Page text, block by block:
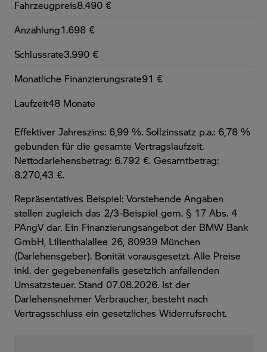
Fahrzeugpreis8.490 €
Anzahlung1.698 €
Schlussrate3.990 €
Monatliche Finanzierungsrate91 €
Laufzeit48 Monate
Effektiver Jahreszins: 6,99 %. Sollzinssatz p.a.: 6,78 %
gebunden für die gesamte Vertragslaufzeit.
Nettodarlehensbetrag: 6.792 €. Gesamtbetrag:
8.270,43 €.
Repräsentatives Beispiel: Vorstehende Angaben
stellen zugleich das 2/3-Beispiel gem. § 17 Abs. 4
PAngV dar. Ein Finanzierungsangebot der BMW Bank
GmbH, Lilienthalallee 26, 80939 München
(Darlehensgeber). Bonität vorausgesetzt. Alle Preise
inkl. der gegebenenfalls gesetzlich anfallenden
Umsatzsteuer. Stand 07.08.2026. Ist der
Darlehensnehmer Verbraucher, besteht nach
Vertragsschluss ein gesetzliches Widerrufsrecht.